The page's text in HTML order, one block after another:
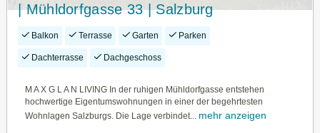
| Mühldorfgasse 33 | Salzburg
Balkon Terrasse Garten Parken
Dachterrasse Dachgeschoss
M A X G L A N LIVING In der ruhigen Mühldorfgasse entstehen
hochwertige Eigentumswohnungen in einer der begehrtesten
Wohnlagen Salzburgs. Die Lage verbindet...
mehr anzeigen